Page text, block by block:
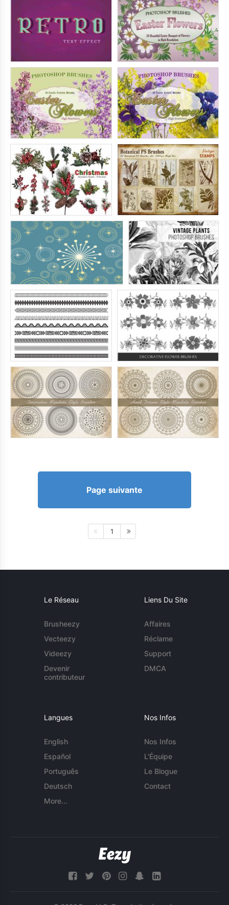
Page suivante
1
Le Réseau
Brusheezy
Vecteezy
Videezy
Devenir
contributeur
Liens Du Site
Affaires
Réclame
Support
DMCA
Langues
English
Español
Português
Deutsch
More...
Nos Infos
Nos Infos
L'Équipe
Le Blogue
Contact